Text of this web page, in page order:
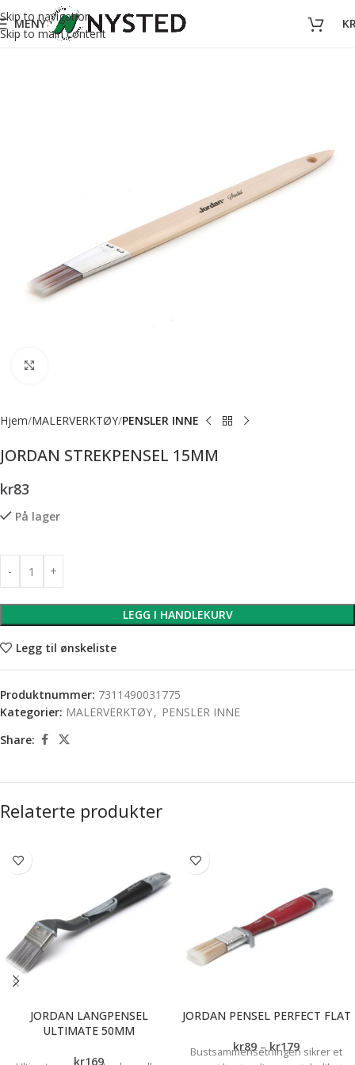
Skip to navigation
Skip to main content
MENY
Hjem MALERVERKTØY PENSLER INNE
JORDAN STREKPENSEL 15MM
kr83
På lager
LEGG I HANDLEKURV
Legg til ønskeliste
Produktnummer: 7311490031775
Kategorier: MALERVERKTØY, PENSLER INNE
Share:
Relaterte produkter
JORDAN LANGPENSEL
ULTIMATE 50MM
kr169
JORDAN PENSEL PERFECT FLAT
kr89 – kr179
Bustsammensetningen sikrer et